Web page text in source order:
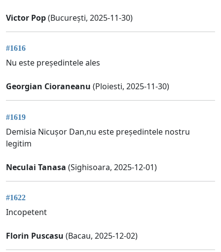
Victor Pop(București, 2025-11-30)
#1616
Nu este președintele ales
Georgian Cioraneanu (Ploiesti, 2025-11-30)
#1619
Demisia Nicușor Dan,nu este președintele nostru
legitim
Neculai Tanasa (Sighisoara, 2025-12-01)
#1622
Incopetent
Florin Puscasu (Bacau, 2025-12-02)